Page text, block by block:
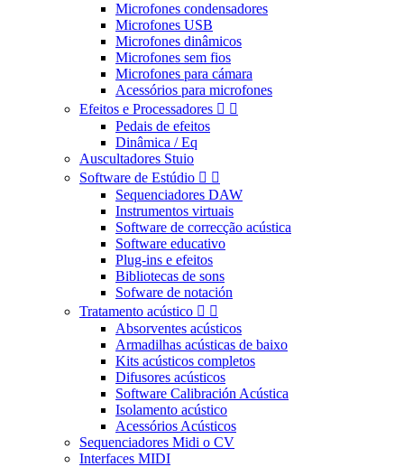
Microfones condensadores
Microfones USB
Microfones dinâmicos
Microfones sem fios
Microfones para cámara
Acessórios para microfones
Efeitos e Processadores  
Pedais de efeitos
Dinâmica / Eq
Auscultadores Stuio
Software de Estúdio  
Sequenciadores DAW
Instrumentos virtuais
Software de correcção acústica
Software educativo
Plug-ins e efeitos
Bibliotecas de sons
Sofware de notación
Tratamento acústico  
Absorventes acústicos
Armadilhas acústicas de baixo
Kits acústicos completos
Difusores acústicos
Software Calibración Acústica
Isolamento acústico
Acessórios Acústicos
Sequenciadores Midi o CV
Interfaces MIDI